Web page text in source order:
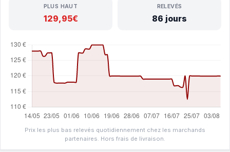
PLUS HAUT
129,95€
RELEVÉS
86 jours
Prix les plus bas relevés quotidiennement chez les marchands
partenaires. Hors frais de livraison.